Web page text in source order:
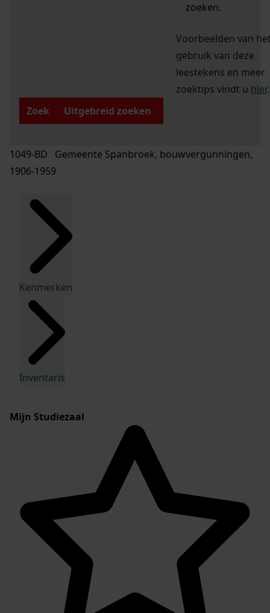
zoeken.
Voorbeelden van
gebruik van deze
leestekens en meer
zoektips vindt u hier.
Zoek
Uitgebreid zoeken
1049-BD Gemeente Spanbroek, bouwvergunningen,
1906-1959
Kenmerken
Inventaris
Mijn Studiezaal